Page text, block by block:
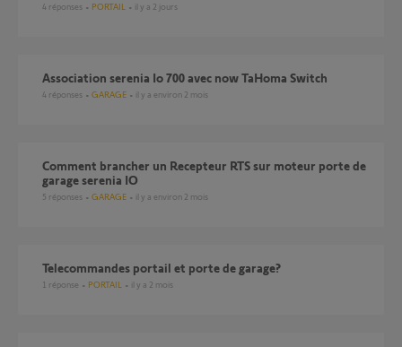
4 réponses PORTAIL il y a 2 jours
Association serenia Io 700 avec now TaHoma Switch
4 réponses GARAGE il y a environ 2 mois
Comment brancher un Recepteur RTS sur moteur porte de
garage serenia IO
5 réponses GARAGE il y a environ 2 mois
Telecommandes portail et porte de garage?
1 réponse PORTAIL il y a 2 mois